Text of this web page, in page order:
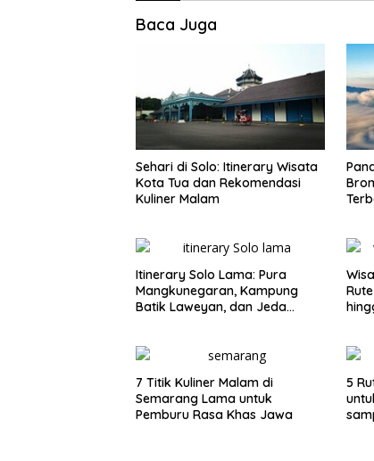
Baca Juga
Sehari di Solo: Itinerary Wisata
Kota Tua dan Rekomendasi
Kuliner Malam
Itinerary Solo Lama: Pura
Mangkunegaran, Kampung
Batik Laweyan, dan Jeda
7 Titik Kuliner Malam di
Semarang Lama untuk
Pemburu Rasa Khas Jawa
5